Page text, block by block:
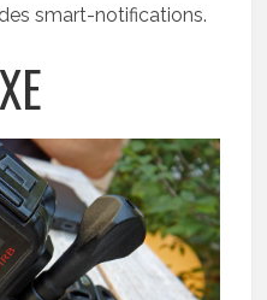
smart-notifications.